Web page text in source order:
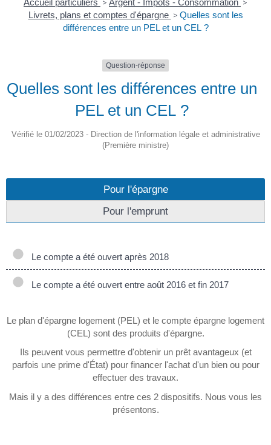
Accueil particuliers > Argent - Impôts - Consommation >
Livrets, plans et comptes d'épargne > Quelles sont les
différences entre un PEL et un CEL ?
Question-réponse
Quelles sont les différences entre un
PEL et un CEL ?
Vérifié le 01/02/2023 - Direction de l'information légale et administrative
(Première ministre)
Pour l'épargne
Pour l'emprunt
Le compte a été ouvert après 2018
Le compte a été ouvert entre août 2016 et fin 2017
Le plan d'épargne logement (PEL) et le compte épargne logement
(CEL) sont des produits d'épargne.
Ils peuvent vous permettre d'obtenir un prêt avantageux (et
parfois une prime d'État) pour financer l'achat d'un bien ou pour
effectuer des travaux.
Mais il y a des différences entre ces 2 dispositifs. Nous vous les
présentons.